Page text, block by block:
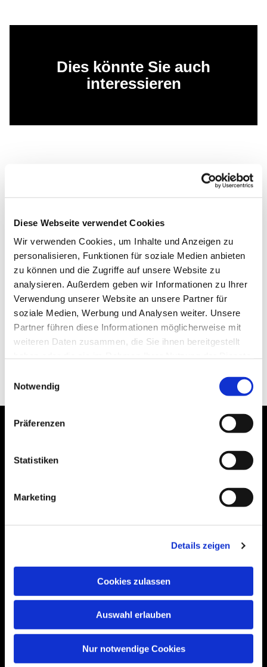
Diese Webseite verwendet Cookies
Wir verwenden Cookies, um Inhalte und Anzeigen zu
personalisieren, Funktionen für soziale Medien anbieten
zu können und die Zugriffe auf unsere Website zu
analysieren. Außerdem geben wir Informationen zu Ihrer
Verwendung unserer Website an unsere Partner für
soziale Medien, Werbung und Analysen weiter. Unsere
Partner führen diese Informationen möglicherweise mit
weiteren Daten zusammen, die Sie ihnen bereitgestellt
Notwendig
Präferenzen
Statistiken
Marketing
Details zeigen
Cookies zulassen
Auswahl erlauben
Nur notwendige Cookies
Dies könnte Sie auch
interessieren
Bitte akzeptieren Sie Marketing-Cookies,
Accept cookies